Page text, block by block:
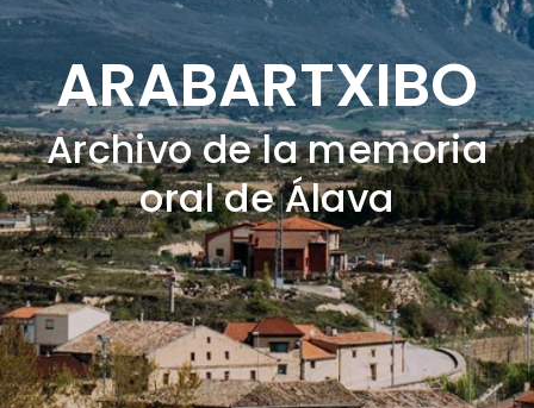
ARABARTXIBO
Archivo de la memoria
oral de Álava